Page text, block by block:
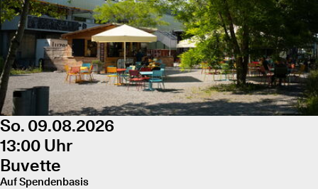
So. 09.08.2026
13:00 Uhr
Buvette
Auf Spendenbasis